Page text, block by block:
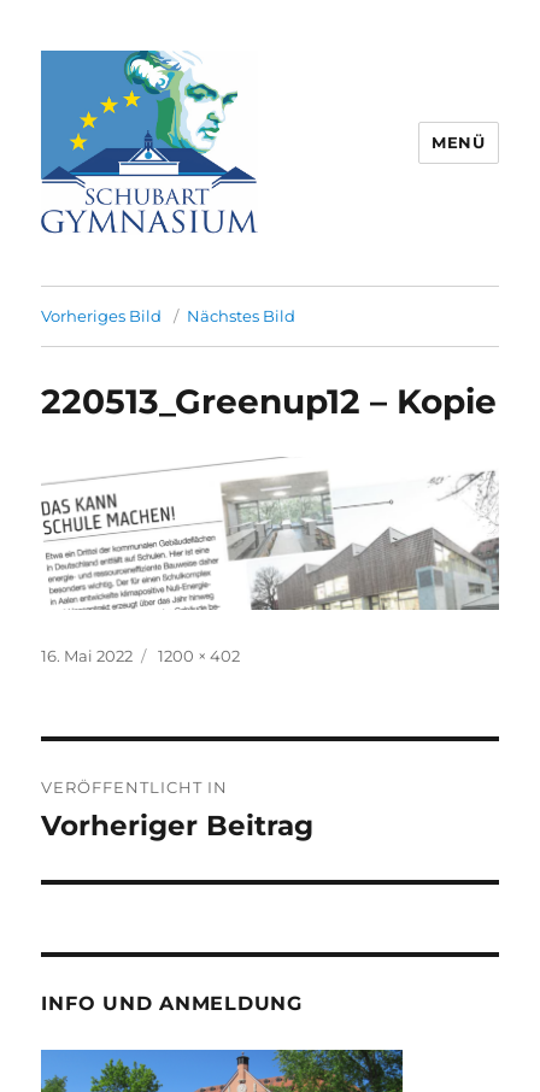
Partnerschule für Europa |
Rombacherstr. 30 | 73430 Aalen
MENÜ
Vorheriges Bild Nächstes Bild
220513_Greenup12 – Kopie
Veröffentlicht
16. Mai 2022
Volle
1200 × 402
VERÖFFENTLICHT IN
Vorheriger Beitrag
INFO UND ANMELDUNG